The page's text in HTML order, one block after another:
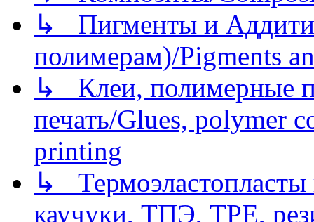
↳ Пигменты и
полимерам)/Pigments
↳ Клеи, полимерные
печать/Glues, polymer
printing
↳
каучуки, ТПЭ, TPE,